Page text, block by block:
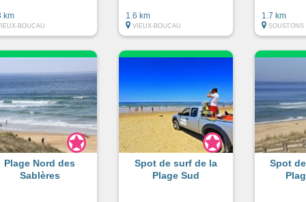
km
BOUCAU
1.6 km
VIEUX-BOUCAU
1.7 km
SOUSTONS
Plage Nord des
Sablères
Spot de surf de la
Plage Sud
Spot